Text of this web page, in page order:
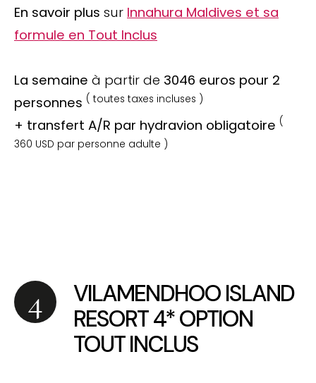
En savoir plus sur Innahura Maldives et sa
formule en Tout Inclus
La semaine à partir de 3046 euros pour 2
personnes ( toutes taxes incluses )
+ transfert A/R par hydravion obligatoire (
360 USD par personne adulte )
VILAMENDHOO ISLAND
RESORT 4* OPTION
TOUT INCLUS